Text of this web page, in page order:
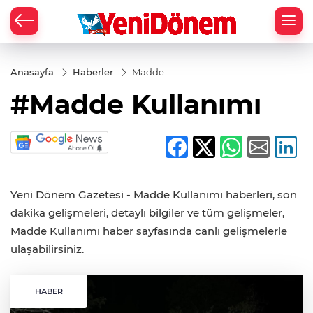
Anasayfa Haberler
Madde
#Madde Kullanımı
Yeni Dönem Gazetesi - Madde Kullanımı haberleri, son
dakika gelişmeleri, detaylı bilgiler ve tüm gelişmeler,
Madde Kullanımı haber sayfasında canlı gelişmelerle
ulaşabilirsiniz.
HABER